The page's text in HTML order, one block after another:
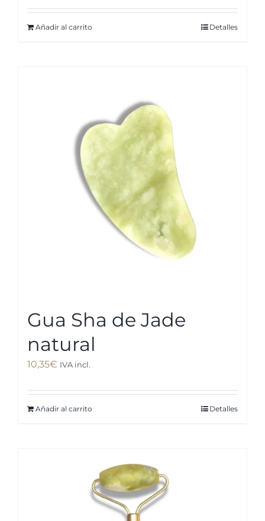
Añadir al carrito Detalles
Gua Sha de Jade
natural
10,35€ IVA incl.
Añadir al carrito Detalles